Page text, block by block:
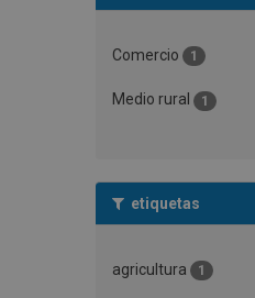
Comercio 1
Medio rural 1
etiquetas
agricultura 1